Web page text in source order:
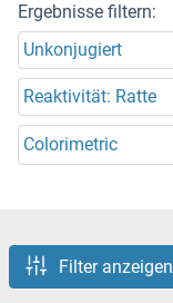
Ergebnisse filtern:
Unkonjugiert
Reaktivität: Ratte
Colorimetric
Filter anzeigen